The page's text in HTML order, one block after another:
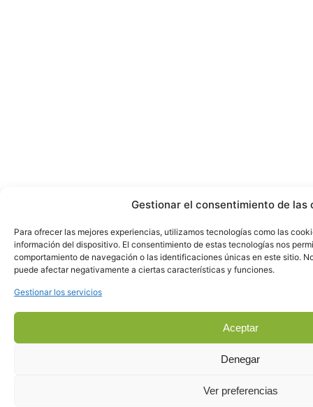
Gestionar el consentimiento de las
Para ofrecer las mejores experiencias, utilizamos tecnologías como las
información del dispositivo. El consentimiento de estas tecnologías nos
comportamiento de navegación o las identificaciones únicas en este sitio.
puede afectar negativamente a ciertas características y funciones.
Gestionar los servicios
Aceptar
Denegar
Ver preferencias